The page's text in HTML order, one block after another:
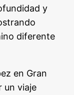
y
diferente
en Gran
un viaje